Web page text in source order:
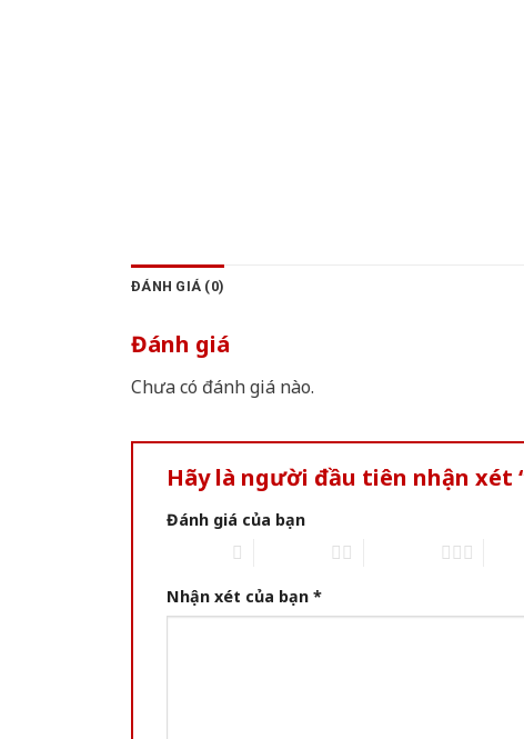
ĐÁNH GIÁ (0)
Đánh giá
Chưa có đánh giá nào.
Hãy là người đầu tiên nhận xét
Đánh giá của bạn
Nhận xét của bạn *